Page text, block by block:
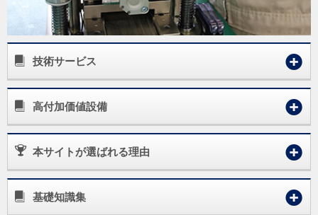
技術サービス
高付加価値設備
本サイトが選ばれる理由
基礎知識集